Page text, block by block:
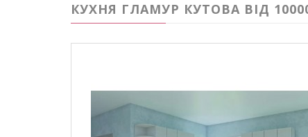
КУХНЯ ГЛАМУР КУТОВА ВІД